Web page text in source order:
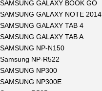
SAMSUNG GALAXY BOOK GO
SAMSUNG GALAXY NOTE 2014
SAMSUNG GALAXY TAB 4
SAMSUNG GALAXY TAB A
SAMSUNG NP-N150
Samsung NP-R522
SAMSUNG NP300
SAMSUNG NP300E